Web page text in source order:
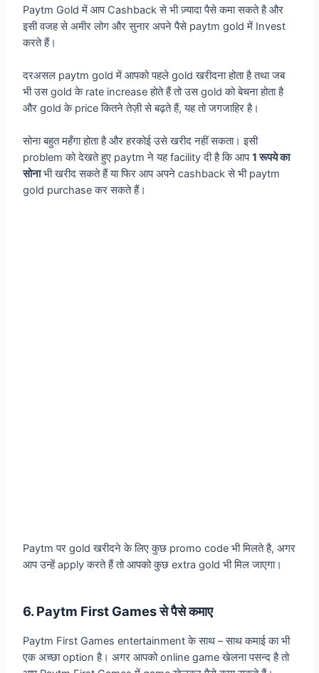
Paytm Gold में आप Cashback से भी ज़्यादा पैसे कमा सकते है और
इसी वजह से अमीर लोग और सुनार अपने पैसे paytm gold में Invest
करते हैं।
दरअसल paytm gold में आपको पहले gold खरीदना होता है तथा जब
भी उस gold के rate increase होते हैं तो उस gold को बेचना होता है
और gold के price कितने तेज़ी से बढ़ते हैं, यह तो जगजाहिर है।
सोना बहुत महँगा होता है और हरकोई उसे खरीद नहीं सकता। इसी
problem को देखते हुए paytm ने यह facility दी है कि आप1 रूपये का
सोनाभी खरीद सकते हैं या फिर आप अपने cashback से भी paytm
gold purchase कर सकते हैं।
Paytm पर gold खरीदने के लिए कुछ promo code भी मिलते है, अगर
आप उन्हें apply करते हैं तो आपको कुछ extra gold भी मिल जाएगा।
6. Paytm First Games से पैसे कमाए
Paytm First Games entertainment के साथ – साथ कमाई का भी
एक अच्छा option है। अगर आपको online game खेलना पसन्द है तो